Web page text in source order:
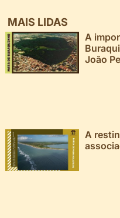
MAIS LIDAS
A
João
A